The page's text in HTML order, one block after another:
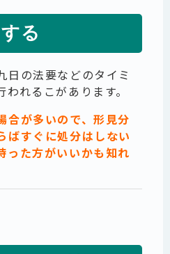
る
日の法要などのタイミ
れるこがあります。
合が多いので、形見分
ばすぐに処分はしない
った方がいいかも知れ